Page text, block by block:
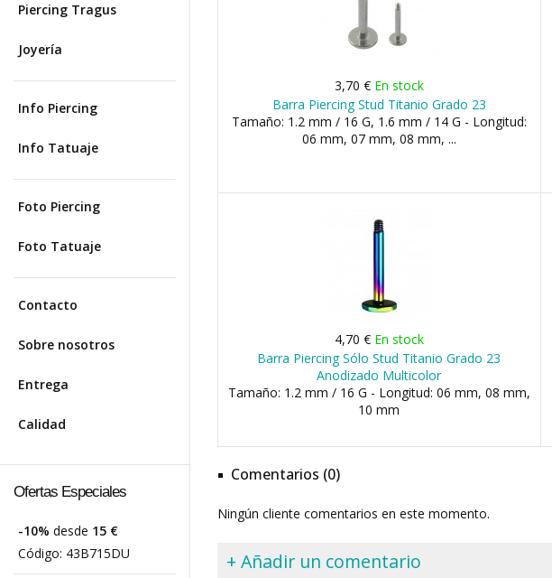
Piercing Tragus
Joyería
Info Piercing
Info Tatuaje
Foto Piercing
Foto Tatuaje
Contacto
Sobre nosotros
Entrega
Calidad
Ofertas Especiales
-10% desde 15 €
Código: 43B715DU
3,70 € En stock
Barra Piercing Stud Titanio Grado 23
Tamaño: 1.2 mm / 16 G, 1.6 mm / 14 G - Longitud:
06 mm, 07 mm, 08 mm, ...
4,70 € En stock
Barra Piercing Sólo Stud Titanio Grado 23
Anodizado Multicolor
Tamaño: 1.2 mm / 16 G - Longitud: 06 mm, 08 mm,
10 mm
Comentarios (0)
Ningún cliente comentarios en este momento.
+ Añadir un comentario